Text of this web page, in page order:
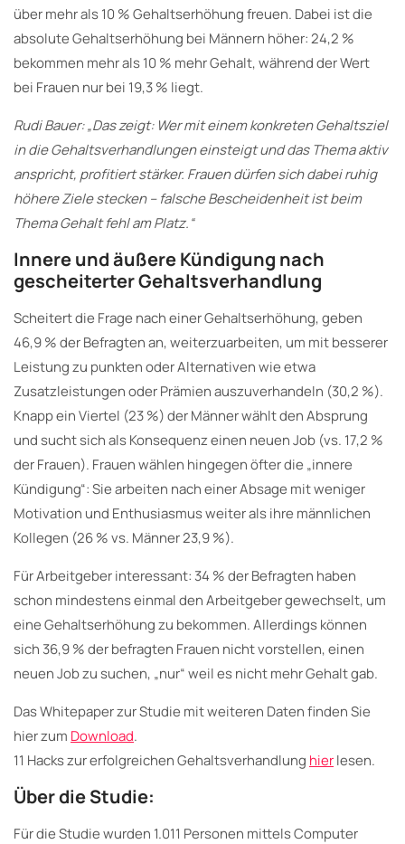
über mehr als 10 % Gehaltserhöhung freuen. Dabei ist die
absolute Gehaltserhöhung bei Männern höher: 24,2 %
bekommen mehr als 10 % mehr Gehalt, während der Wert
bei Frauen nur bei 19,3 % liegt.
Rudi Bauer: „Das zeigt: Wer mit einem konkreten Gehaltsziel
in die Gehaltsverhandlungen einsteigt und das Thema aktiv
anspricht, profitiert stärker. Frauen dürfen sich dabei ruhig
höhere Ziele stecken – falsche Bescheidenheit ist beim
Thema Gehalt fehl am Platz.“
Innere und äußere Kündigung nach
gescheiterter Gehaltsverhandlung
Scheitert die Frage nach einer Gehaltserhöhung, geben
46,9 % der Befragten an, weiterzuarbeiten, um mit besserer
Leistung zu punkten oder Alternativen wie etwa
Zusatzleistungen oder Prämien auszuverhandeln (30,2 %).
Knapp ein Viertel (23 %) der Männer wählt den Absprung
und sucht sich als Konsequenz einen neuen Job (vs. 17,2 %
der Frauen). Frauen wählen hingegen öfter die „innere
Kündigung“: Sie arbeiten nach einer Absage mit weniger
Motivation und Enthusiasmus weiter als ihre männlichen
Kollegen (26 % vs. Männer 23,9 %).
Für Arbeitgeber interessant: 34 % der Befragten haben
schon mindestens einmal den Arbeitgeber gewechselt, um
eine Gehaltserhöhung zu bekommen. Allerdings können
sich 36,9 % der befragten Frauen nicht vorstellen, einen
neuen Job zu suchen, „nur“ weil es nicht mehr Gehalt gab.
Das Whitepaper zur Studie mit weiteren Daten finden Sie
hier zum Download.
11 Hacks zur erfolgreichen Gehaltsverhandlung hierlesen.
Über die Studie:
Für die Studie wurden 1.011 Personen mittels Computer